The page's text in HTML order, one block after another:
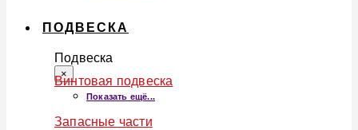
ПОДВЕСКА
Подвеска
×
Винтовая подвеска
Показать ещё...
Запасные части